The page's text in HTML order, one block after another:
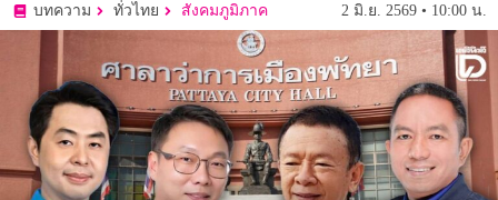
บทความ ทั่วไทย สังคมภูมิภาค 2 มิ.ย. 2569 • 10:00 น.